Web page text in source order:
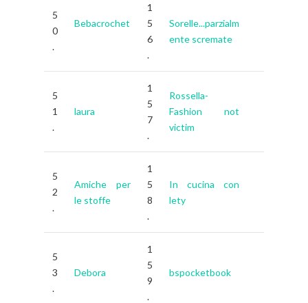
5
0
.
Bebacrochet
1
5
6
.
Sorelle...parzialm
ente scremate
5
1
.
laura
1
5
7
.
Rossella-
Fashion not
victim
5
2
.
Amiche per
le stoffe
1
5
8
.
In cucina con
lety
5
3
.
Debora
1
5
9
.
bspocketbook